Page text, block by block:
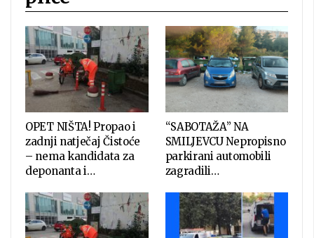
OPET NIŠTA! Propao i
zadnji natječaj Čistoće
– nema kandidata za
deponanta i…
“SABOTAŽA” NA
SMILJEVCU Nepropisno
parkirani automobili
zagradili…